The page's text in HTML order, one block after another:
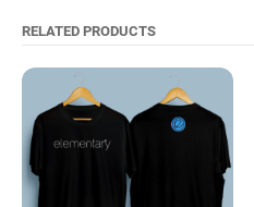
RELATED PRODUCTS